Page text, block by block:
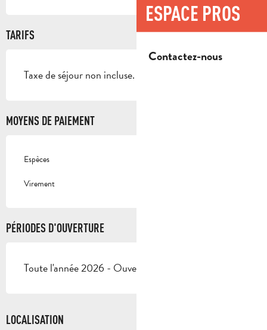
ESPACE PROS
Contactez-nous
TARIFS
Taxe de séjour non incluse.
MOYENS DE PAIEMENT
Espèces
Virement
PÉRIODES D'OUVERTURE
Toute l'année 2026 - Ouvert tous les jours
LOCALISATION